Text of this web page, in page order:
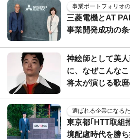
事業ポートフォリオ
三菱電機とAT
事業開発成功の
神絵師として美
に、なぜこんな
将太が演じる歌
選ばれる企業になる
東京都｢HTT取組
境配慮時代を勝